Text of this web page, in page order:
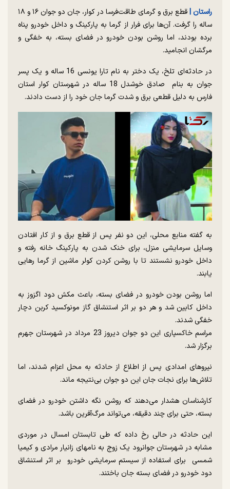
راستان |
قطع برق و گرمای طاقت‌فرسا در کوار، جان دو جوان ۱۶ و ۱۸
ساله را گرفت. آن‌ها برای فرار از گرما به پارکینگ و داخل خودرو پناه
برده بودند، اما روشن بودن خودرو در فضای بسته، به خفگی و
مرگشان انجامید.
در حادثه‌ای تلخ، یک دختر به نام تارا یونسی 16 ساله و یک پسر
جوان به بنام صادق خوشدل 18 ساله در شهرستان کوار استان
فارس به دلیل قطعی برق و شدت گرما جان خود را از دست دادند.
به گفته منابع محلی، این دو نفر پس از قطع برق و از کار افتادن
وسایل سرمایشی منزل، برای خنک شدن به پارکینگ خانه رفته و
داخل خودرو نشستند تا با روشن کردن کولر ماشین از گرما رهایی
یابند.
اما روشن بودن خودرو در فضای بسته، باعث مکش دود اگزوز به
داخل کابین شد و هر دو بر اثر استنشاق گاز مونوکسید کربن دچار
خفگی شدند.
مراسم خاکسپاری این دو جوان دیروز 23 مرداد در شهرستان جهرم
برگزار شد.
نیروهای امدادی پس از اطلاع از حادثه به محل اعزام شدند، اما
تلاش‌ها برای نجات جان این دو جوان بی‌نتیجه ماند.
کارشناسان هشدار می‌دهند که روشن نگه داشتن خودرو در فضای
بسته، حتی برای چند دقیقه، می‌تواند مرگ‌آفرین باشد.
این حادثه در حالی رخ داده که طی تابستان امسال در موردی
مشابه در شهرستان جوانرود یک زوج به نامهای زانیار مرادی و کیمیا
شمسی برای استفاده از سیستم سرمایشی خودرو بر اثر استنشاق
دود خودرو در فضای بسته جان باختند.